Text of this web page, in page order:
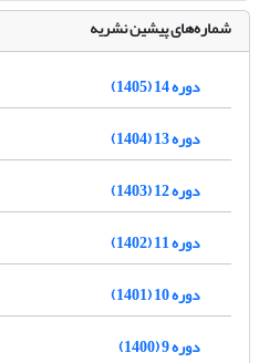
شماره‌های پیشین نشریه
دوره 14 (1405)
دوره 13 (1404)
دوره 12 (1403)
دوره 11 (1402)
دوره 10 (1401)
دوره 9 (1400)